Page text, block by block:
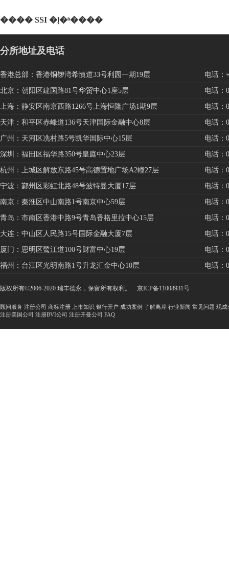
���� SSI �ļ�ʱ����
分所地址及电话
香港总部：香港铜锣湾希慎道33号利园一期19层 电话：
北京：朝阳区建国路81号华贸中心1座5层 电话：
上海：静安区南京西路1266号上海恒隆广场1期9层 电话：
天津：和平区赤峰道136号天津国际金融中心8层 电话：
广州：天河区冼村路5号凯华国际中心15层 电话：
深圳：福田区福华路350号皇庭中心23层 电话：
杭州：上城区解放东路45号高德置地广场A2幢27层 电话：
宁波：鄞州区彩虹北路48号波特曼大厦17层 电话：
南京：秦淮区中山南路1号南京中心59层 电话：
青岛：市南区香港中路9号青岛香格里拉中心15层 电话：
大连：中山区人民路15号国际金融大厦7层 电话：
厦门：思明区鹭江道100号财富中心19层 电话：
福州：台江区光明南路1号升龙汇金中心10层 电话：
版权所有©2006-2020 瑞丰德永，保留所有权利。 京ICP备11008931号
顾问服务 注册公司 商标注册 上市知识 银行开户 成功案例 了解离岸 行业新闻 常见问题 现成
注册美国公司 注册BVI公司 注册开曼公司 FAQ